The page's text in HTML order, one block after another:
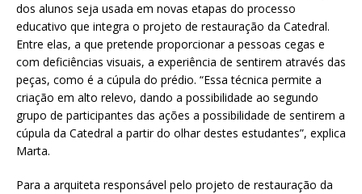
dos alunos seja usada em novas etapas do processo
educativo que integra o projeto de restauração da Catedral.
Entre elas, a que pretende proporcionar a pessoas cegas e
com deficiências visuais, a experiência de sentirem através das
peças, como é a cúpula do prédio. “Essa técnica permite a
criação em alto relevo, dando a possibilidade ao segundo
grupo de participantes das ações a possibilidade de sentirem a
cúpula da Catedral a partir do olhar destes estudantes”, explica
Marta.
Para a arquiteta responsável pelo projeto de restauração da